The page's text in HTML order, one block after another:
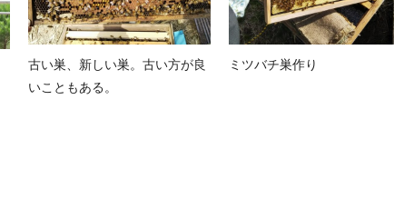
古い巣、新しい巣。古い方が良
いこともある。
ミツバチ巣作り